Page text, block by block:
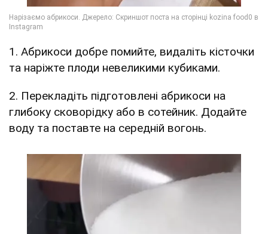
1. Абрикоси добре помийте, видаліть кісточки
та наріжте плоди невеликими кубиками.
2. Перекладіть підготовлені абрикоси на
глибоку сковорідку або в сотейник. Додайте
воду та поставте на середній вогонь.